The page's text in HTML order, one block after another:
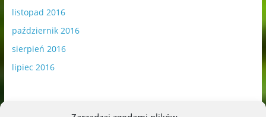
listopad 2016
październik 2016
sierpień 2016
lipiec 2016